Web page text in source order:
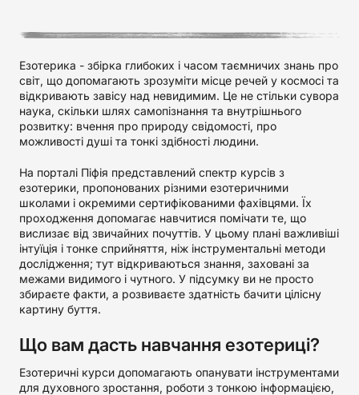
Езотерика - збірка глибоких і часом таємничих знань про
світ, що допомагають зрозуміти місце речей у космосі та
відкривають завісу над невидимим. Це не стільки сувора
наука, скільки шлях самопізнання та внутрішнього
розвитку: вчення про природу свідомості, про
можливості душі та тонкі здібності людини.
На порталі Піфія представлений спектр курсів з
езотерики, пропонованих різними езотеричними
школами і окремими сертифікованими фахівцями. Їх
проходження допомагає навчитися помічати те, що
вислизає від звичайних почуттів. У цьому плані важливіші
інтуїція і тонке сприйняття, ніж інструментальні методи
дослідження; тут відкриваються знання, заховані за
межами видимого і чутного. У підсумку ви не просто
збираєте факти, а розвиваєте здатність бачити цілісну
картину буття.
Що вам дасть навчання езотериці?
Езотеричні курси допомагають опанувати інструментами
для духовного зростання, роботи з тонкою інформацією,